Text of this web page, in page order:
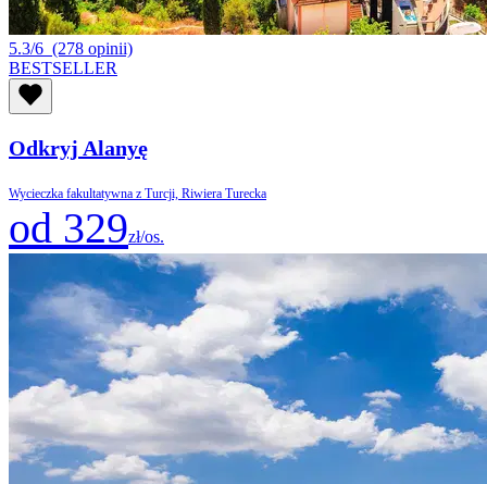
5.3/6 (278 opinii)
BESTSELLER
Odkryj Alanyę
Wycieczka fakultatywna z Turcji, Riwiera Turecka
od 329zł/os.